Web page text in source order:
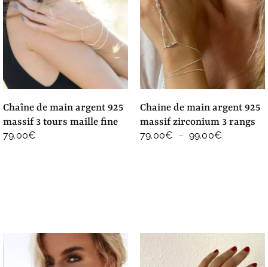
chaîne de main argent 925
massif 3 tours maille fine
79.00€
chaine de main argent 925
massif zirconium 3 rangs
79.00€ – 99.00€